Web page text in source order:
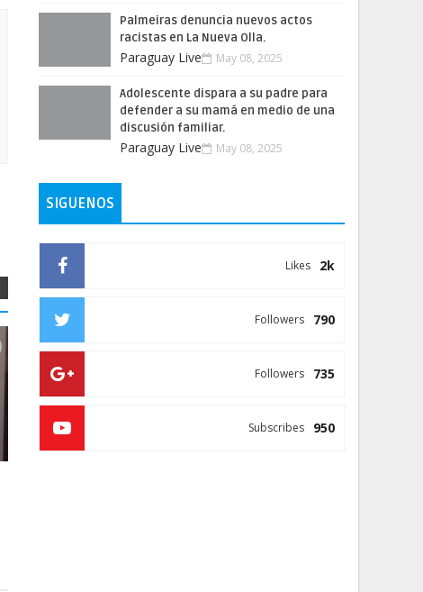
Palmeiras denuncia nuevos actos
racistas en La Nueva Olla.
Paraguay Live May 08, 2025
Adolescente dispara a su padre para
defender a su mamá en medio de una
discusión familiar.
Paraguay Live May 08, 2025
SIGUENOS
2k
Likes
790
Followers
735
Followers
950
Subscribes